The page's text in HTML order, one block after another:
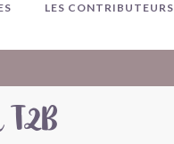
LES CONTRIBUTEURS
T2B